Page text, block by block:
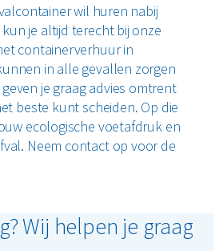
wil huren nabij
je altijd terecht bij onze
containerverhuur in
in alle gevallen zorgen
je graag advies omtrent
beste kunt scheiden. Op die
ecologische voetafdruk en
Neem contact op voor de
Wij helpen je graag